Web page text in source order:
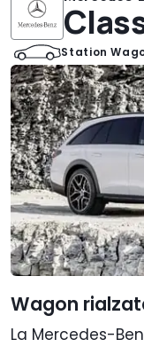
Station
Wagon
La Mercedes-